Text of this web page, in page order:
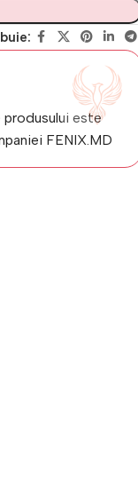
este
FENIX.MD